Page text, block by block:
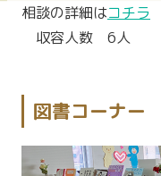
相談の詳細はコチラ
収容人数 6人
図書コーナー